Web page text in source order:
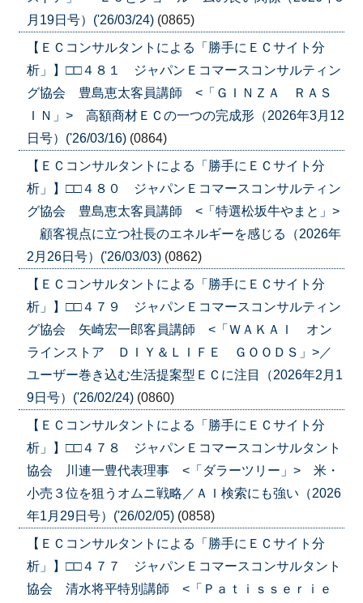
月19日号）('26/03/24) (0865)
【ＥＣコンサルタントによる「勝手にＥＣサイト分
析」】□□４８１ ジャパンＥコマースコンサルティン
グ協会 豊島恵太客員講師 <「ＧＩＮＺＡ ＲＡＳ
ＩＮ」> 高額商材ＥＣの一つの完成形（2026年3月12
日号）('26/03/16) (0864)
【ＥＣコンサルタントによる「勝手にＥＣサイト分
析」】□□４８０ ジャパンＥコマースコンサルティン
グ協会 豊島恵太客員講師 <「特選松坂牛やまと」>
顧客視点に立つ社長のエネルギーを感じる（2026年
2月26日号）('26/03/03) (0862)
【ＥＣコンサルタントによる「勝手にＥＣサイト分
析」】□□４７９ ジャパンＥコマースコンサルティン
グ協会 矢崎宏一郎客員講師 <「ＷＡＫＡＩ オン
ラインストア ＤＩＹ＆ＬＩＦＥ ＧＯＯＤＳ」>／
ユーザー巻き込む生活提案型ＥＣに注目（2026年2月1
9日号）('26/02/24) (0860)
【ＥＣコンサルタントによる「勝手にＥＣサイト分
析」】□□４７８ ジャパンＥコマースコンサルタント
協会 川連一豊代表理事 <「ダラーツリー」> 米・
小売３位を狙うオムニ戦略／ＡＩ検索にも強い（2026
年1月29日号）('26/02/05) (0858)
【ＥＣコンサルタントによる「勝手にＥＣサイト分
析」】□□４７７ ジャパンＥコマースコンサルタント
協会 清水将平特別講師 <「Ｐａｔｉｓｓｅｒｉｅ